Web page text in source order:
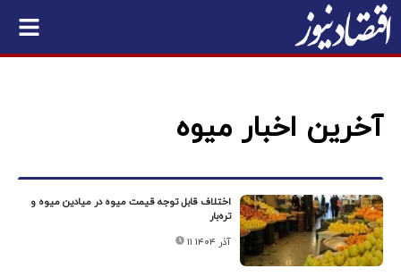
آخرین اخبار میوه
اختلاف قابل توجه قیمت میوه در میادین میوه و
تره‌بار
۱۱ آذر ۱۴۰۴